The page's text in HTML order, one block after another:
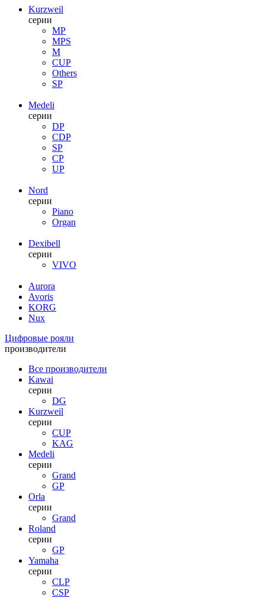
Kurzweil
серии
MP
MPS
M
CUP
Others
SP
Medeli
серии
DP
CDP
SP
CP
UP
Nord
серии
Piano
Organ
Dexibell
серии
VIVO
Aurora
Avoris
KORG
Nux
Цифровые рояли
производители
Все производители
Kawai
серии
DG
Kurzweil
серии
CUP
KAG
Medeli
серии
Grand
GP
Orla
серии
Grand
Roland
серии
GP
Yamaha
серии
CLP
CSP